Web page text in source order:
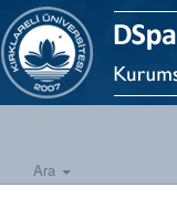
Ara